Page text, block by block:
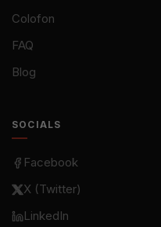
Colofon
FAQ
Blog
SOCIALS
Facebook
X (Twitter)
LinkedIn